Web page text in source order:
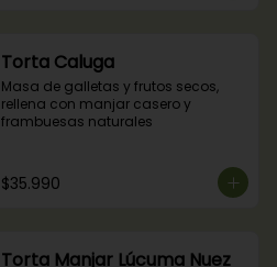
Torta Caluga
Masa de galletas y frutos secos,
rellena con manjar casero y
frambuesas naturales
$35.990
Torta Manjar Lúcuma Nuez